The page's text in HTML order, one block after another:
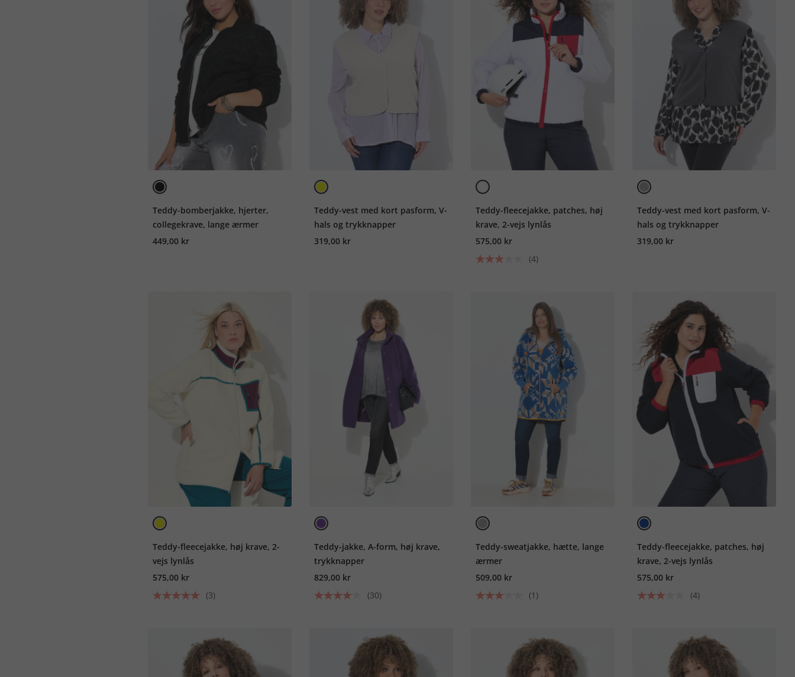
Teddy-bomberjakke, hjerter,
collegekrave, lange ærmer
449,00 kr
Teddy-vest med kort pasform, V-
hals og trykknapper
319,00 kr
Teddy-fleecejakke, patches, høj
krave, 2-vejs lynlås
575,00 kr
(4)
Teddy-vest med kort pasform, V-
hals og trykknapper
319,00 kr
Teddy-fleecejakke, høj krave, 2-
vejs lynlås
575,00 kr
(3)
Teddy-jakke, A-form, høj krave,
trykknapper
829,00 kr
(30)
Teddy-sweatjakke, hætte, lange
ærmer
509,00 kr
(1)
Teddy-fleecejakke, patches, høj
krave, 2-vejs lynlås
575,00 kr
(4)